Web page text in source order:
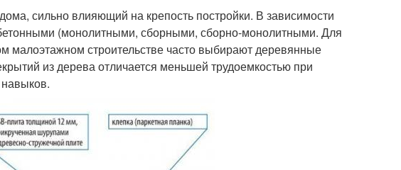
сильно влияющий на крепость постройки. В зависимости
(монолитными, сборными, сборно-монолитными. Для
малоэтажном строительстве часто выбирают деревянные
из дерева отличается меньшей трудоемкостью при